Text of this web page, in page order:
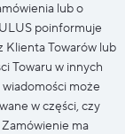
lub o
poinformuje
Klienta Towarów lub
Towaru w innych
może
w części, czy
ma